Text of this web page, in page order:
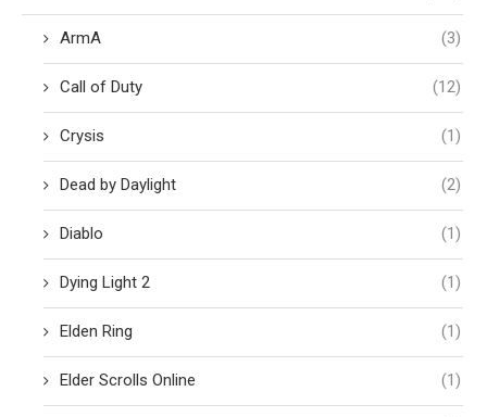
ArmA (3)
Call of Duty (12)
Crysis (1)
Dead by Daylight (2)
Diablo (1)
Dying Light 2 (1)
Elden Ring (1)
Elder Scrolls Online (1)